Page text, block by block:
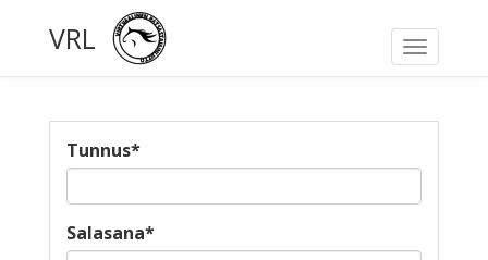
Toggle
VRL
Tunnus*
Salasana*